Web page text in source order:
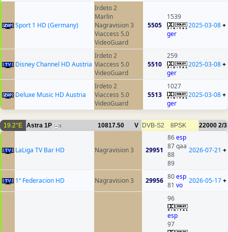
Sport 1 HD (Germany)
Irdeto 2
Marlin
Nagravision 3
Viaccess 5.0
VideoGuard
5505
1539
ger
2025-03-08+
Disney Channel HD Austria
Irdeto 2
Viaccess 5.0
VideoGuard
5510
259
ger
2025-03-08+
Deluxe Music HD Austria
Irdeto 2
Viaccess 5.0
VideoGuard
5513
1027
ger
2025-03-08+
19.2°E Astra 1P 9 10817.50 V DVB-S2 8PSK 22000 2/3
LaLiga TV Bar HD Nagravision 3 29951
86esp
87 qaa
88
89
2026-07-21 +
1“ Federacion HD Nagravision 3 29956 80esp
81 vo
2026-05-17+
96
esp
97